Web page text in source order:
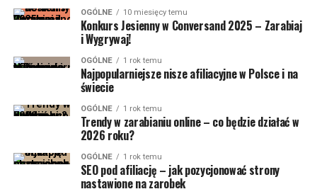
OGÓLNE 10 miesięcy temu
Konkurs Jesienny w Conversand 2025 – Zarabiaj
i Wygrywaj!
OGÓLNE 1 rok temu
Najpopularniejsze nisze afiliacyjne w Polsce i na
świecie
OGÓLNE 1 rok temu
Trendy w zarabianiu online – co będzie działać w
2026 roku?
OGÓLNE 1 rok temu
SEO pod afiliację – jak pozycjonować strony
nastawione na zarobek